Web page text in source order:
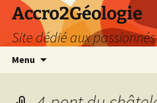
Accro2Géologie
Site dédié aux
Menu